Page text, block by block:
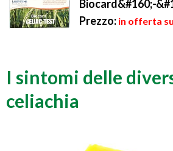
Biocard&#160;-
Prezzo: in offerta
I sintomi delle
celiachia